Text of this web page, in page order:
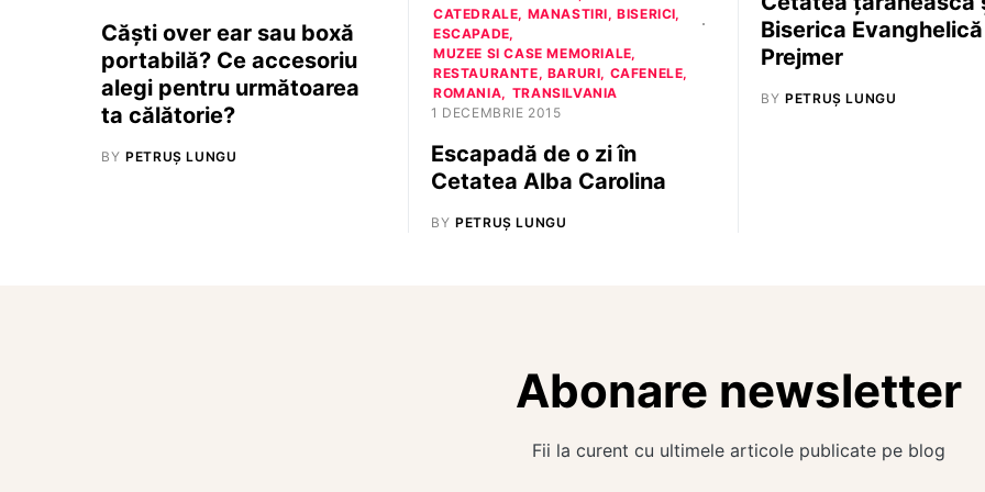
Căști over ear sau boxă
portabilă? Ce accesoriu
alegi pentru următoarea
ta călătorie?
BY PETRUȘ LUNGU
CATEDRALE, MANASTIRI, BISERICI
ESCAPADE
MUZEE SI CASE MEMORIALE
RESTAURANTE, BARURI, CAFENELE
ROMANIA
TRANSILVANIA
1 DECEMBRIE 2015
Escapadă de o zi în
Cetatea Alba Carolina
BY PETRUȘ LUNGU
Biserica
Prejmer
BY PETRUȘ LUNGU
Abonare newsletter
Fii la curent cu ultimele articole publicate pe blog